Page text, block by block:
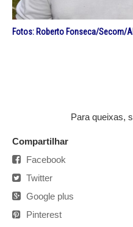
Fotos: Roberto Fonseca/Secom/
Para queixas,
Compartilhar
Facebook
Twitter
Google plus
Pinterest